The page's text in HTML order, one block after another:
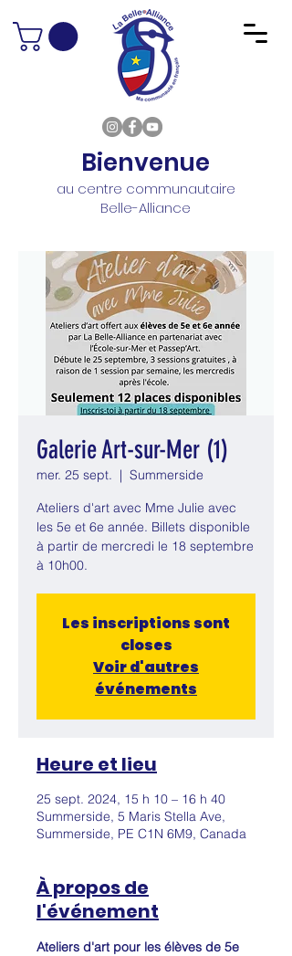
Bienvenue
au centre communautaire
Belle-Alliance
Galerie Art-sur-Mer (1)
mer. 25 sept.
  |
Summerside
Ateliers d'art avec Mme Julie avec
les 5e et 6e année. Billets disponible
à partir de mercredi le 18 septembre
à 10h00.
Les inscriptions sont
closes
Voir d'autres
événements
Heure et lieu
25 sept. 2024, 15 h 10 – 16 h 40
Summerside, 5 Maris Stella Ave,
Summerside, PE C1N 6M9, Canada
À propos de
l'événement
Ateliers d'art pour les élèves de 5e